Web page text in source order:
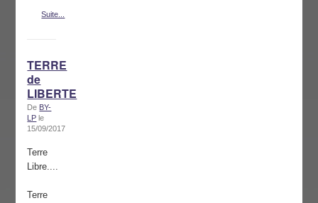
Suite...
TERRE
de
LIBERTE
De BY-
LP le
15/09/2017
Terre
Libre....
Terre